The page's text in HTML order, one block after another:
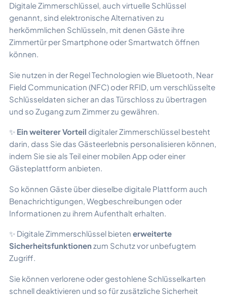
Digitale Zimmerschlüssel, auch virtuelle Schlüssel
genannt, sind elektronische Alternativen zu
herkömmlichen Schlüsseln, mit denen Gäste ihre
Zimmertür per Smartphone oder Smartwatch öffnen
können.
Sie nutzen in der Regel Technologien wie Bluetooth, Near
Field Communication (NFC) oder RFID, um verschlüsselte
Schlüsseldaten sicher an das Türschloss zu übertragen
und so Zugang zum Zimmer zu gewähren.
✨ Ein weiterer Vorteil digitaler Zimmerschlüssel besteht
darin, dass Sie das Gästeerlebnis personalisieren können,
indem Sie sie als Teil einer mobilen App oder einer
Gästeplattform anbieten.
So können Gäste über dieselbe digitale Plattform auch
Benachrichtigungen, Wegbeschreibungen oder
Informationen zu ihrem Aufenthalt erhalten.
✨ Digitale Zimmerschlüssel bieten erweiterte
Sicherheitsfunktionen zum Schutz vor unbefugtem
Zugriff.
Sie können verlorene oder gestohlene Schlüsselkarten
schnell deaktivieren und so für zusätzliche Sicherheit